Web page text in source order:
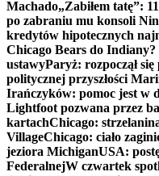
Machado„Zabiłem tatę”:
po zabraniu mu konsoli
kredytów hipotecznych
Chicago Bears do
ustawyParyż: rozpoczął
politycznej przyszłości
Irańczyków: pomoc jest w
Lightfoot pozwana przez
kartachChicago:
VillageChicago: ciało
jeziora MichiganUSA:
FederalnejW czwartek